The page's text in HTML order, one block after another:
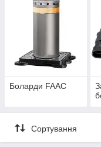
Боларди FAAC
Сортування